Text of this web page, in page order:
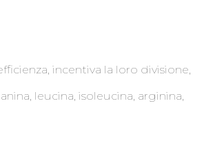
incentiva la loro divisione,
leucina, isoleucina, arginina,